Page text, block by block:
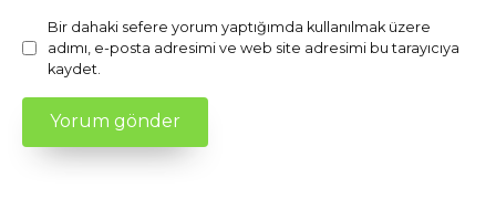
Bir dahaki sefere yorum yaptığımda kullanılmak üzere
adımı, e-posta adresimi ve web site adresimi bu tarayıcıya
kaydet.